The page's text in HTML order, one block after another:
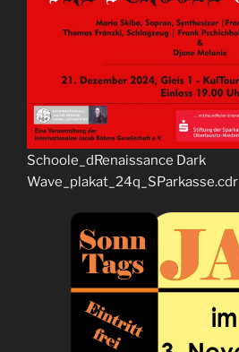
Schoole_dRenaissance Dark
Wave_plakat_24q_SParkasse.cdr